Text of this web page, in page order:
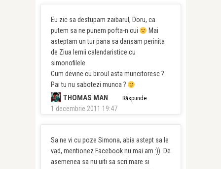
Eu zic sa destupam zaibarul, Doru, ca
putem sa ne punem pofta-n cui
Mai
asteptam un tur pana sa dansam perinita
de Ziua Iernii calendaristice cu
simonofilele.
Cum devine cu biroul asta muncitoresc ?
Pai tu nu sabotezi munca ?
THOMAS MAN
1 decembrie 2011 19:47
Răspunde
Sa ne vi cu poze Simona, abia astept sa le
vad, mentionez Facebook nu mai am :))..De
asemenea sa nu uiti sa scri mare si